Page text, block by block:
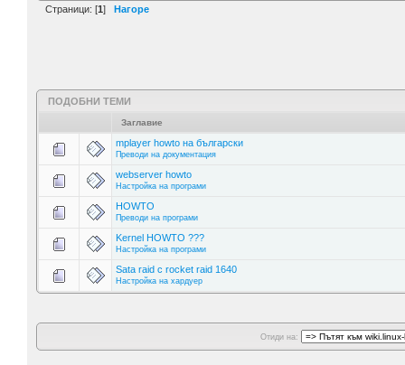
Страници: [1 ] Нагоре
ПОДОБНИ ТЕМИ
Заглавие
mplayer howto на български
Преводи на документация
webserver howto
Настройка на програми
HOWTO
Преводи на програми
Kernel HOWTO ???
Настройка на програми
Sata raid с rocket raid 1640
Настройка на хардуер
Отиди на: